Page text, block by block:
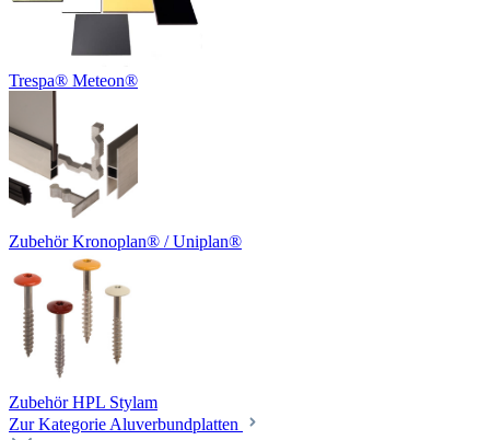
Trespa® Meteon®
Zubehör Kronoplan® / Uniplan®
Zubehör HPL Stylam
Zur Kategorie Aluverbundplatten